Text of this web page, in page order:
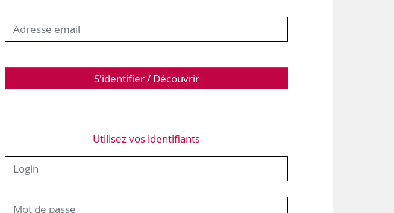
depuis la…
S'identifier / Découvrir
Utilisez vos identifiants